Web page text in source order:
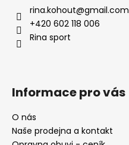
rina.kohout@gmail.com
+420 602 118 006
Rina sport
Informace pro vás
O nás
Naše prodejna a kontakt